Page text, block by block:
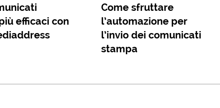
efficaci con
Come sfruttare
l’automazione per
l’invio dei comunicati
stampa